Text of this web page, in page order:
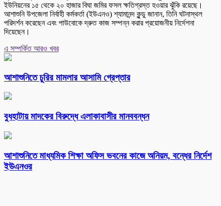
ইউনিয়নের ১৫ থেকে ২০ হাজার বিঘা জমির ফসল ক্ষতিগ্রস্ত হওয়ার ঝুঁকি রয়েছে।
আশাশুনি উপজেলা নির্বাহী কর্মকর্তা (ইউএনও) শ্যামানন্দ কুন্ডু জানান, তিনি ঘটনাস্থল
পরিদর্শন করেছেন এবং পাউবোকে দ্রুত কাজ সম্পন্ন করার প্রয়োজনীয় নির্দেশনা
দিয়েছেন।
এ সম্পর্কিত আরও খবর
আশাশুনিতে চুরির মামলার আসামি গ্রেপ্তার
বুধহাটায় মাদকের বিরুদ্ধে এলাকাবাসীর মানববন্ধন
আশাশুনিতে মাধ্যমিক শিক্ষা অফিস ভবনের কাজে অনিয়ম, বন্ধের নির্দেশ
ইউএনওর